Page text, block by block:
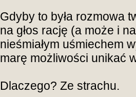
Gdyby to była rozmowa
na głos rację (a może i
nieśmiałym uśmiechem
marę możliwości unikać
Dlaczego? Ze strachu.